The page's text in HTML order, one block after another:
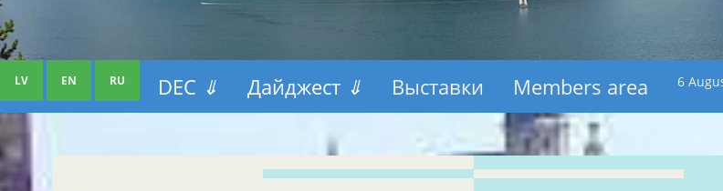
LV EN RU DEC ⇓ Дайджест ⇓ Выставки Members area 6